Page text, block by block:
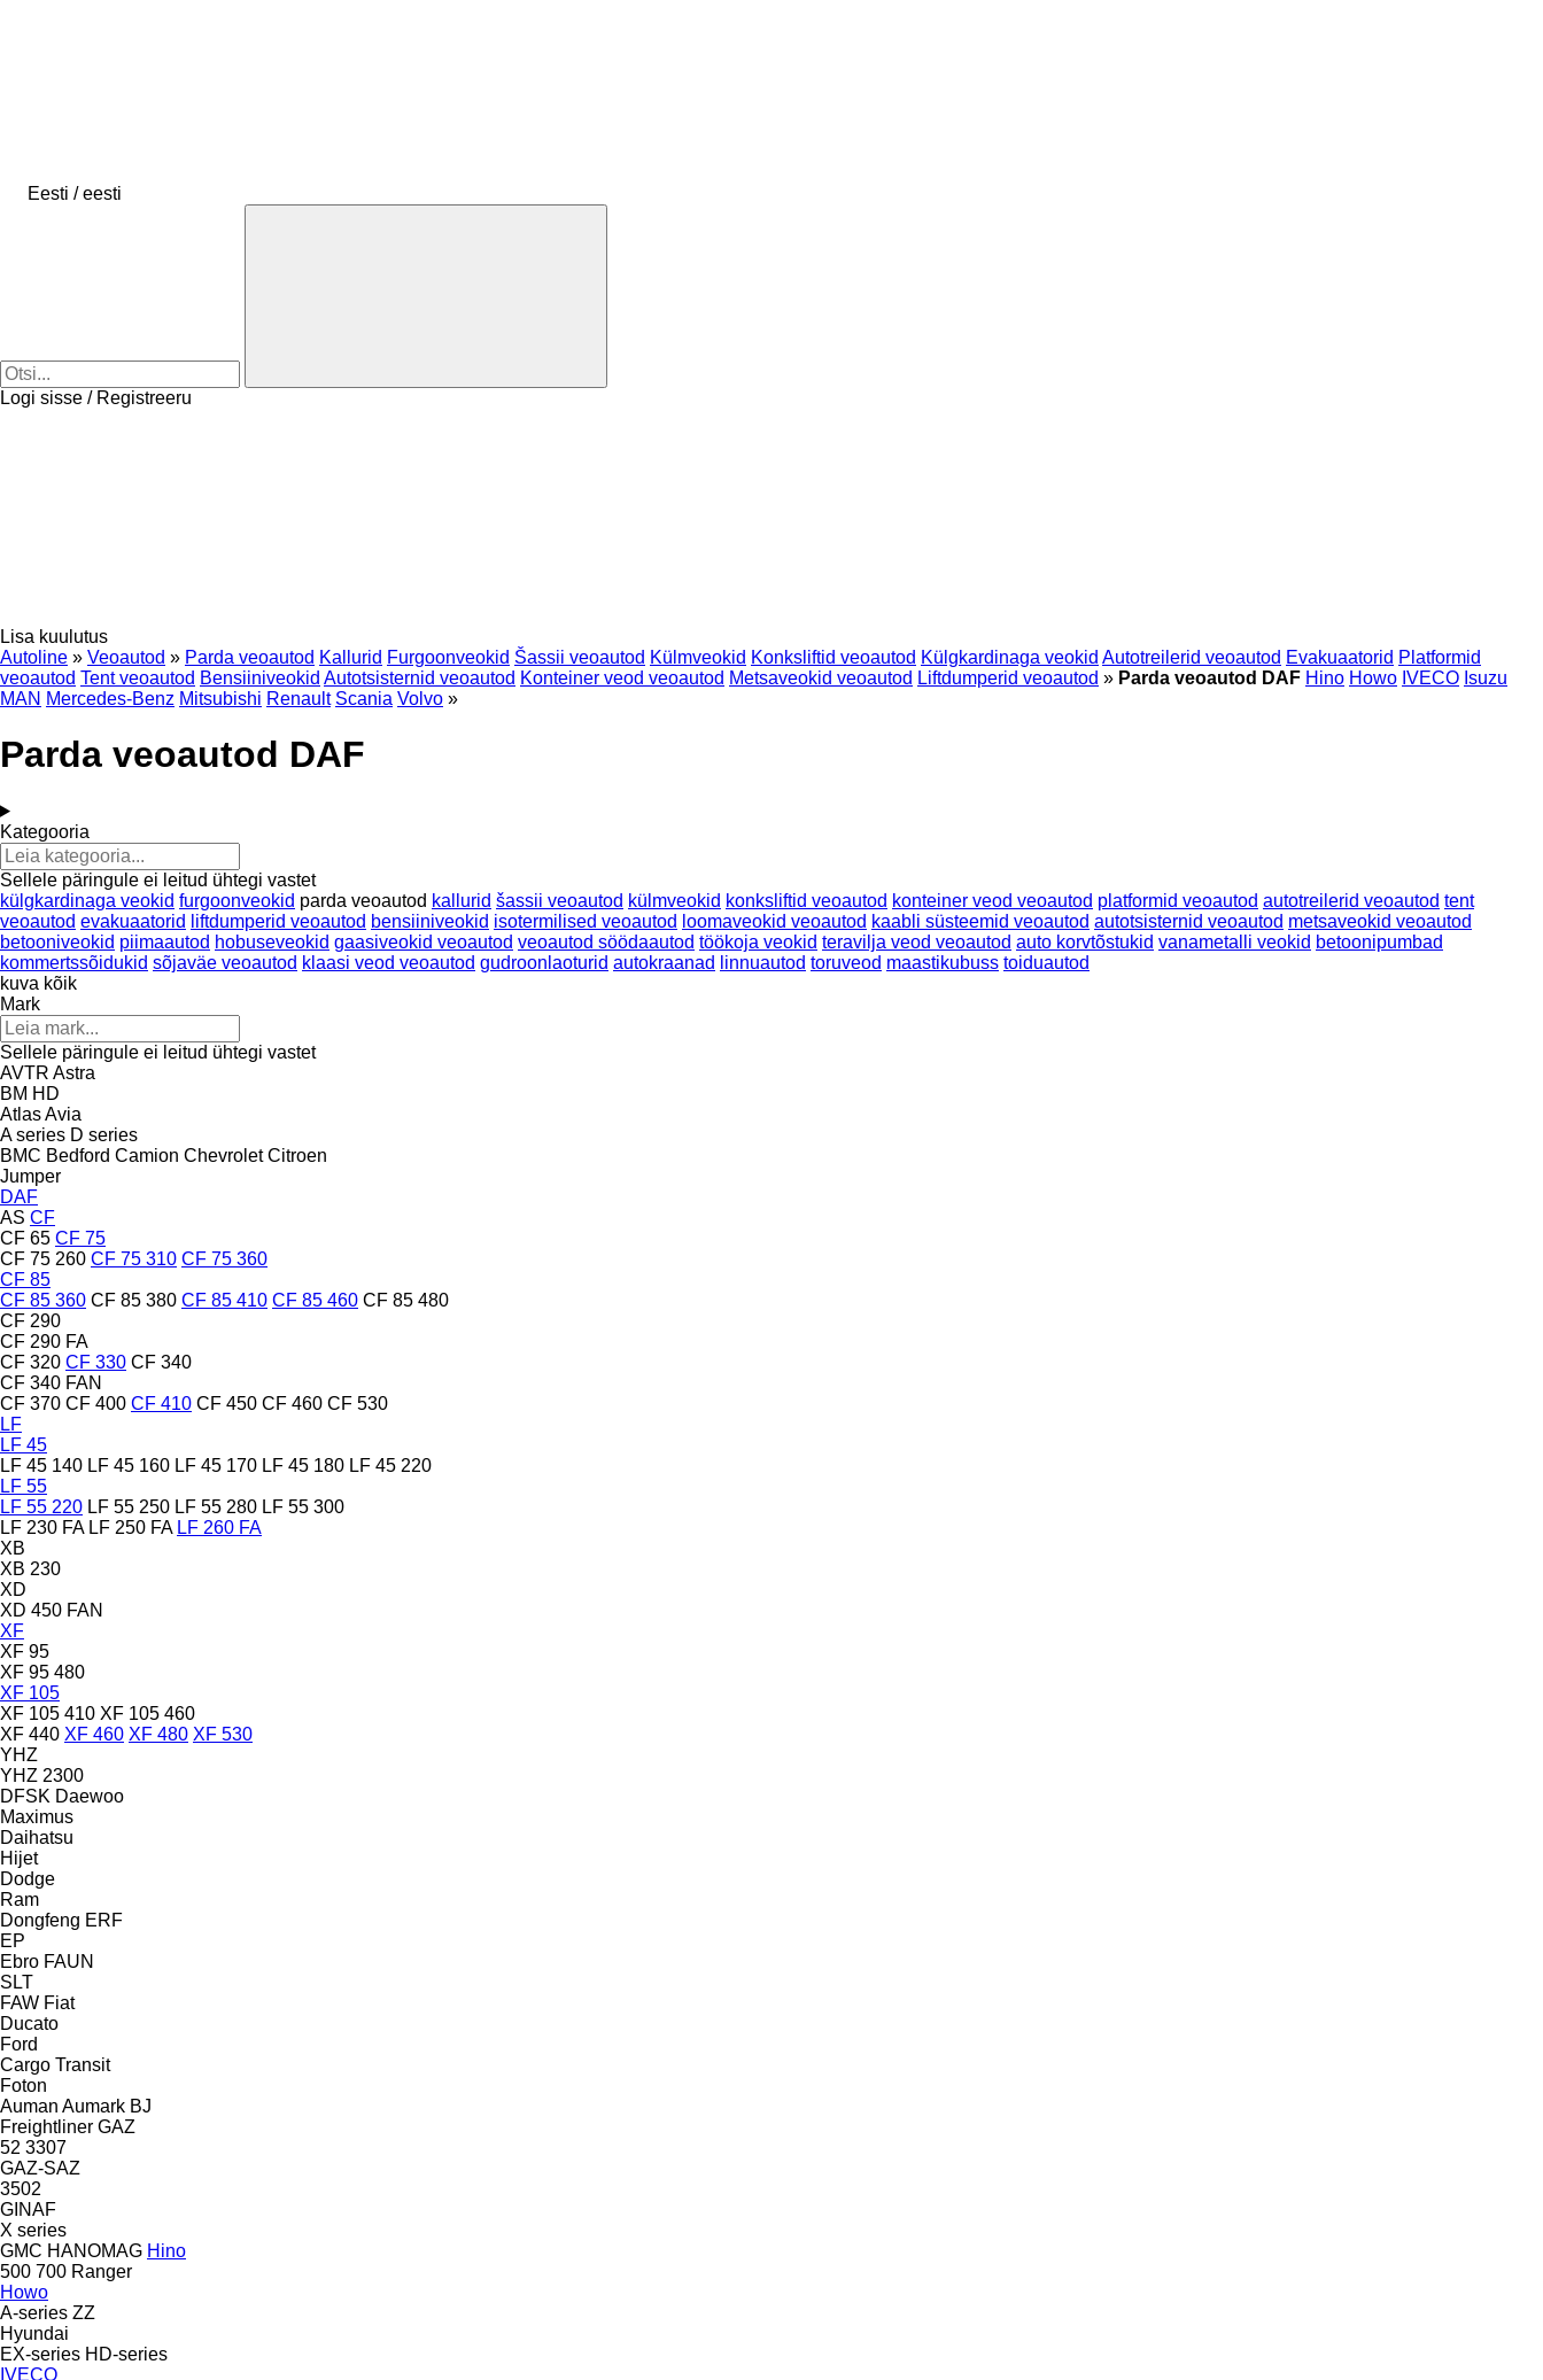
Eesti / eesti
Logi sisse / Registreeru
Lisa kuulutus
Autoline » Veoautod » Parda veoautod Kallurid Furgoonveokid Šassii veoautod Külmveokid Konksliftid veoautod Külgkardinaga veokid Autotreilerid veoautod Evakuaatorid Platformid
veoautod Tent veoautod Bensiiniveokid Autotsisternid veoautod Konteiner veod veoautod Metsaveokid veoautod Liftdumperid veoautod » Parda veoautod DAF Hino Howo IVECO Isuzu
MAN Mercedes-Benz Mitsubishi Renault Scania Volvo »
Parda veoautod DAF
Kategooria
Sellele päringule ei leitud ühtegi vastet
külgkardinaga veokid furgoonveokid parda veoautod kallurid šassii veoautod külmveokid konksliftid veoautod konteiner veod veoautod platformid veoautod autotreilerid veoautod tent
veoautod evakuaatorid liftdumperid veoautod bensiiniveokid isotermilised veoautod loomaveokid veoautod kaabli süsteemid veoautod autotsisternid veoautod metsaveokid veoautod
betooniveokid piimaautod hobuseveokid gaasiveokid veoautod veoautod söödaautod töökoja veokid teravilja veod veoautod auto korvtõstukid vanametalli veokid betoonipumbad
kommertssõidukid sõjaväe veoautod klaasi veod veoautod gudroonlaoturid autokraanad linnuautod toruveod maastikubuss toiduautod
kuva kõik
Mark
Sellele päringule ei leitud ühtegi vastet
AVTR Astra
BM HD
AtlasAvia
A series D series
BMC Bedford Camion Chevrolet Citroen
Jumper
DAF
AS CF
CF 65 CF 75
CF 75 260 CF 75 310 CF 75 360
CF 85
CF 85 360 CF 85 380 CF 85 410 CF 85 460 CF 85 480
CF 290
CF 290 FA
CF 320 CF 330 CF 340
CF 340 FAN
CF 370 CF 400 CF 410 CF 450 CF 460 CF 530
LF
LF 45
LF 45 140 LF 45 160 LF 45 170 LF 45 180 LF 45 220
LF 55
LF 55 220 LF 55 250 LF 55 280 LF 55 300
LF 230 FA LF 250 FA LF 260 FA
XB
XB 230
XD
XD 450 FAN
XF
XF 95
XF 95 480
XF 105
XF 105 410 XF 105 460
XF 440 XF 460 XF 480 XF 530
YHZ
YHZ 2300
DFSK Daewoo
Maximus
Daihatsu
Hijet
Dodge
Ram
Dongfeng ERF
EP
Ebro FAUN
SLT
FAW Fiat
Ducato
Ford
Cargo Transit
Foton
Auman Aumark BJ
Freightliner GAZ
52 3307
GAZ-SAZ
3502
GINAF
X series
GMC HANOMAG Hino
500 700 Ranger
Howo
A-series ZZ
Hyundai
EX-series HD-series
IVECO